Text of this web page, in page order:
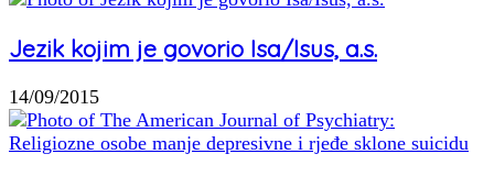
Jezik kojim je govorio Isa/Isus, a.s.
14/09/2015